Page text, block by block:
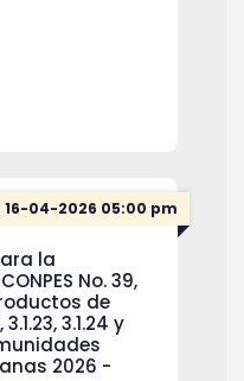
16-04-2026 05:00 pm
la
No. 39,
de
3.1.24 y
2026 -